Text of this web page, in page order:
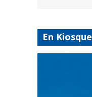
En Kiosque